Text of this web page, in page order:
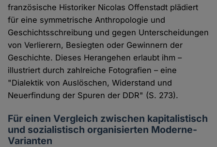
französische Historiker Nicolas Offenstadt plädiert
für eine symmetrische Anthropologie und
Geschichtsschreibung und gegen Unterscheidungen
von Verlierern, Besiegten oder Gewinnern der
Geschichte. Dieses Herangehen erlaubt ihm –
illustriert durch zahlreiche Fotografien – eine
"Dialektik von Auslöschen, Widerstand und
Neuerfindung der Spuren der DDR" (S. 273).
Für einen Vergleich zwischen kapitalistisch
und sozialistisch organisierten Moderne-
Varianten